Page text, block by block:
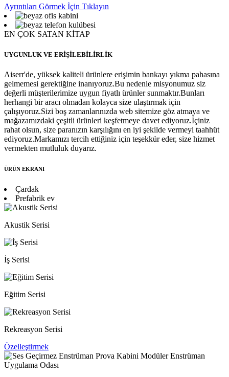
Ayrıntıları Görmek İçin Tıklayın
EN ÇOK SATAN KİTAP
UYGUNLUK VE ERİŞİLEBİLİRLİK
Aiserr'de, yüksek kaliteli ürünlere erişimin bankayı yıkma pahasına
gelmemesi gerektiğine inanıyoruz.Bu nedenle misyonumuz siz
değerli müşterilerimize uygun fiyatlı ürünler sunmaktır.Bunları
herhangi bir aracı olmadan kolayca size ulaştırmak için
çalışıyoruz.Sizi boş zamanlarınızda web sitemize göz atmaya ve
mağazamızdaki çeşitli ürünleri keşfetmeye davet ediyoruz.İçiniz
rahat olsun, size paranızın karşılığını en iyi şekilde vermeyi taahhüt
ediyoruz.Markamızı tercih ettiğiniz için teşekkür eder, size hizmet
vermekten mutluluk duyarız.
ÜRÜN EKRANI
Çardak
Prefabrik ev
Akustik Serisi
İş Serisi
Eğitim Serisi
Rekreasyon Serisi
Özelleştirmek